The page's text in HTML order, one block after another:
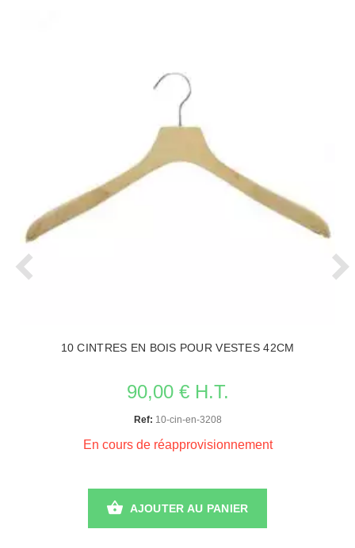
10 CINTRES EN BOIS POUR VESTES 42CM
90,00 € H.T.
Ref: 10-cin-en-3208
En cours de réapprovisionnement
AJOUTER AU PANIER